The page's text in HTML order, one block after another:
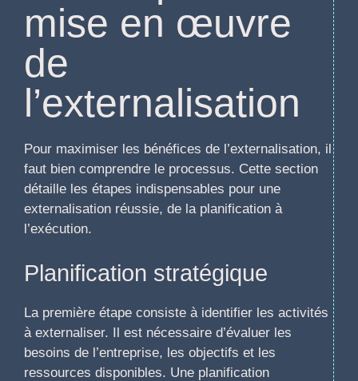
mise en œuvre
de
l’externalisation
Pour maximiser les bénéfices de l’externalisation, il
faut bien comprendre le processus. Cette section
détaille les étapes indispensables pour une
externalisation réussie, de la planification à
l’exécution.
Planification stratégique
La première étape consiste à identifier les activités
à externaliser. Il est nécessaire d’évaluer les
besoins de l’entreprise, les objectifs et les
ressources disponibles. Une planification